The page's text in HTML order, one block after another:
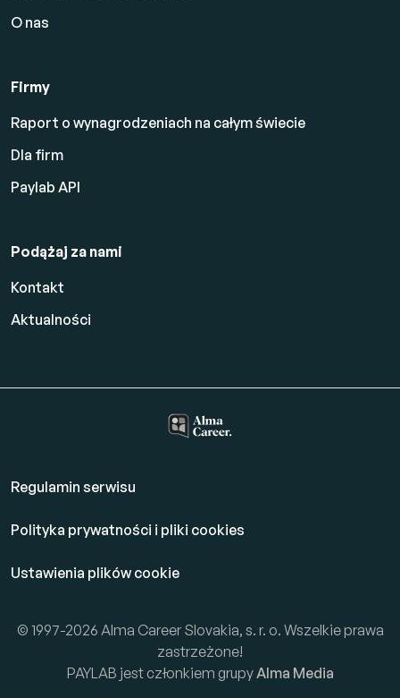
O nas
Firmy
Raport o wynagrodzeniach na całym świecie
Dla firm
Paylab API
Podążaj za nami
Kontakt
Aktualności
Regulamin serwisu
Polityka prywatności i pliki cookies
Ustawienia plików cookie
© 1997-2026 Alma Career Slovakia, s. r. o. Wszelkie prawa
zastrzeżone!
PAYLAB jest członkiem grupy Alma Media